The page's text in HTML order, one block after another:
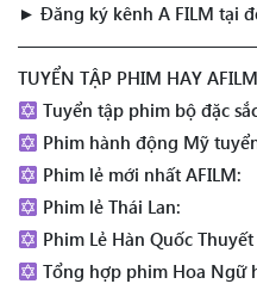
► Đăng ký kênh A FILM tại
TUYỂN TẬP PHIM HAY
Tuyển tập phim bộ đặc
Phim hành động Mỹ
Phim lẻ mới nhất AFILM:
Phim lẻ Thái Lan:
Phim Lẻ Hàn Quốc
Tổng hợp phim Hoa Ngữ